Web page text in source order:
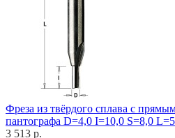
Фреза из твёрдого сплава с
пантографа D=4,0 I=10,0 S=8,0
3 513 р.